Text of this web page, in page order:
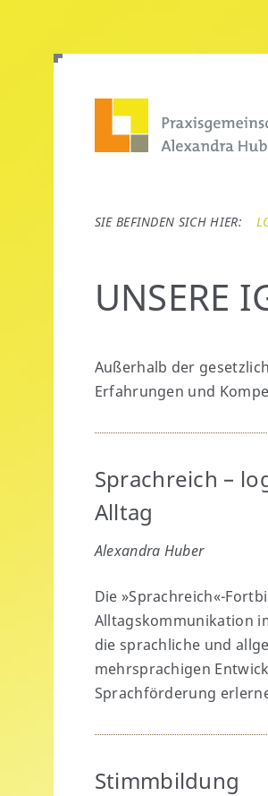
UNSERE
Außerhalb der
Erfahrungen und
Sprachreich –
Alltag
Alexandra Huber
Die »Sprachreich«-
Alltagskommunikation
die sprachliche und
mehrsprachigen
Sprachförderung
Stimmbildung